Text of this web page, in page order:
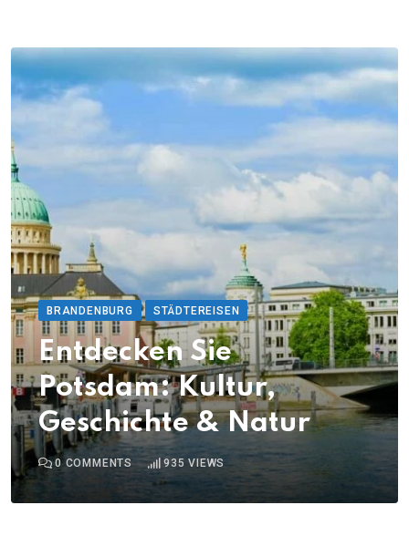
BRANDENBURG STÄDTEREISEN
Entdecken Sie
Potsdam: Kultur,
Geschichte & Natur
0COMMENTS 935 VIEWS